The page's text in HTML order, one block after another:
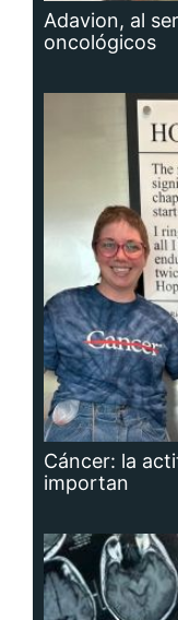
Adavion, al
oncológicos
Cáncer: la
importan